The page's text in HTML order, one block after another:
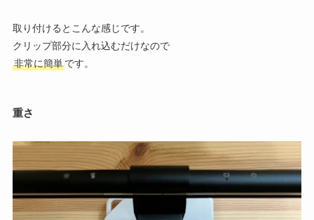
取り付けるとこんな感じです。
クリップ部分に入れ込むだけなので
非常に簡単です。
重さ